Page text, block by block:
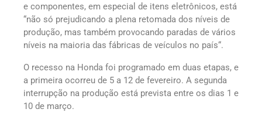
e componentes, em especial de itens eletrônicos, está
“não só prejudicando a plena retomada dos níveis de
produção, mas também provocando paradas de vários
níveis na maioria das fábricas de veículos no país“.
O recesso na Honda foi programado em duas etapas, e
a primeira ocorreu de 5 a 12 de fevereiro. A segunda
interrupção na produção está prevista entre os dias 1 e
10 de março.